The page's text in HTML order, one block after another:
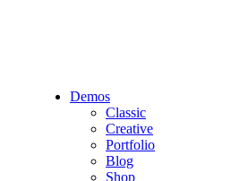
Demos
Classic
Creative
Portfolio
Blog
Shop